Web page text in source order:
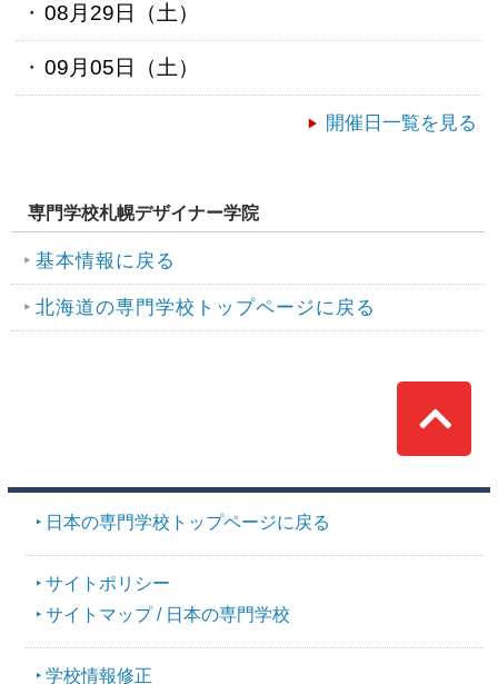
08月29日（土）
09月05日（土）
開催日一覧を見る
専門学校札幌デザイナー学院
基本情報に戻る
北海道の専門学校トップページに戻る
Top
日本の専門学校トップページに戻る
サイトポリシー
サイトマップ / 日本の専門学校
学校情報修正